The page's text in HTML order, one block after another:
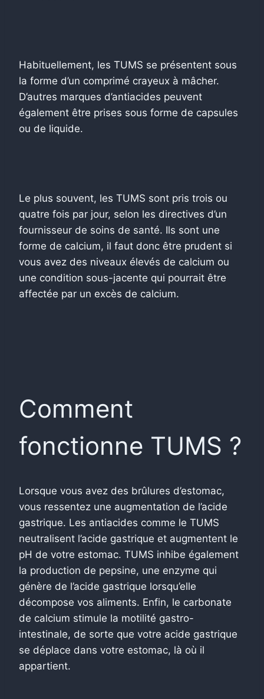
Habituellement, les TUMS se présentent sous
la forme d’un comprimé crayeux à mâcher.
D’autres marques d’antiacides peuvent
également être prises sous forme de capsules
ou de liquide.
Le plus souvent, les TUMS sont pris trois ou
quatre fois par jour, selon les directives d’un
fournisseur de soins de santé. Ils sont une
forme de calcium, il faut donc être prudent si
vous avez des niveaux élevés de calcium ou
une condition sous-jacente qui pourrait être
affectée par un excès de calcium.
Comment
fonctionne TUMS ?
Lorsque vous avez des brûlures d’estomac,
vous ressentez une augmentation de l’acide
gastrique. Les antiacides comme le TUMS
neutralisent l’acide gastrique et augmentent le
pH de votre estomac. TUMS inhibe également
la production de pepsine, une enzyme qui
génère de l’acide gastrique lorsqu’elle
décompose vos aliments. Enfin, le carbonate
de calcium stimule la motilité gastro-
intestinale, de sorte que votre acide gastrique
se déplace dans votre estomac, là où il
appartient.